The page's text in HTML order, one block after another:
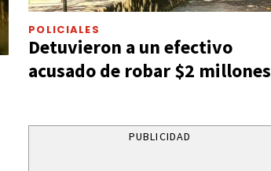
POLICIALES
Detuvieron a un efectivo
acusado de robar $2 millones
PUBLICIDAD